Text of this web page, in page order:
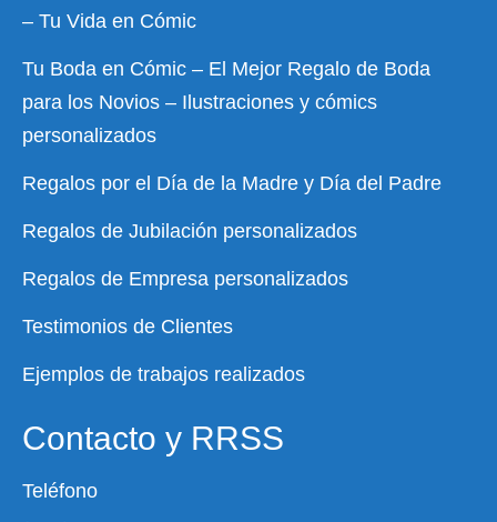
– Tu Vida en Cómic
Tu Boda en Cómic – El Mejor Regalo de Boda
para los Novios – Ilustraciones y cómics
personalizados
Regalos por el Día de la Madre y Día del Padre
Regalos de Jubilación personalizados
Regalos de Empresa personalizados
Testimonios de Clientes
Ejemplos de trabajos realizados
Contacto y RRSS
Teléfono